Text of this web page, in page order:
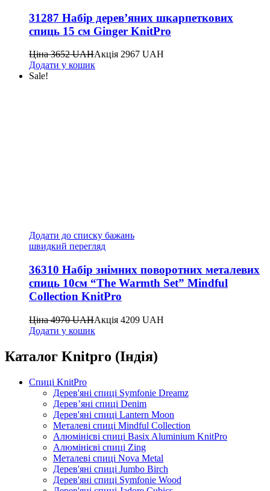
31287 Набір дерев’яних шкарпеткових
спиць 15 см Ginger KnitPro
Ціна3652UAHАкція 2967 UAH
Додати у кошик
Sale!
Додати до списку бажань
швидкий перегляд
36310 Набір знімних поворотних металевих
спиць 10см “The Warmth Set” Mindful
Collection KnitPro
Ціна4970UAHАкція 4209 UAH
Додати у кошик
Каталог Knitpro (Індія)
Спиці KnitPro
Дерев'яні спиці Symfonie Dreamz
Дерев’яні спиці Denim
Дерев'яні спиці Lantern Moon
Металеві спиці Mindful Collection
Алюмінієві спиці Basix Aluminium KnitPro
Алюмінієві спиці Zing
Металеві спиці Nova Metal
Дерев'яні спиці Jumbo Birch
Дерев'яні спиці Symfonie Wood